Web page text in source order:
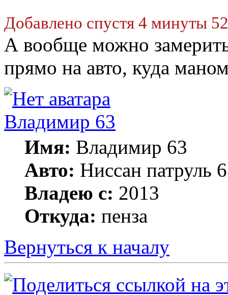
Добавлено спустя 4 минуты
А вообще можно
прямо на авто, куда
Владимир 63
Имя: Владимир 63
Авто: Ниссан патруль
Владею с: 2013
Откуда: пенза
Вернуться к началу